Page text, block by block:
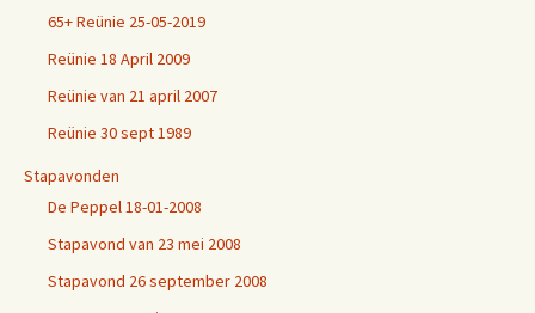
65+ Reünie 25-05-2019
Reünie 18 April 2009
Reünie van 21 april 2007
Reünie 30 sept 1989
Stapavonden
De Peppel 18-01-2008
Stapavond van 23 mei 2008
Stapavond 26 september 2008